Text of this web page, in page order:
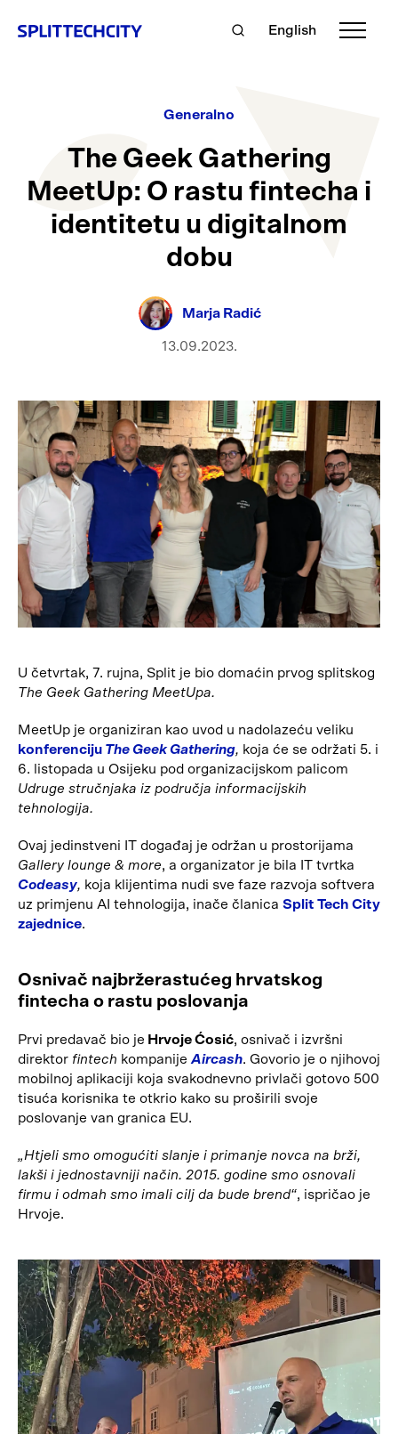
English
Generalno
The Geek Gathering
MeetUp: O rastu fintecha i
identitetu u digitalnom
dobu
Marja Radić
13.09.2023.
U četvrtak, 7. rujna, Split je bio domaćin prvog splitskog
The Geek Gathering MeetUpa.
MeetUp je organiziran kao uvod u nadolazeću veliku
konferenciju The Geek Gathering, koja će se održati 5. i
6. listopada u Osijeku pod organizacijskom palicom
Udruge stručnjaka iz područja informacijskih
tehnologija.
Ovaj jedinstveni IT događaj je održan u prostorijama
Gallery lounge & more, a organizator je bila IT tvrtka
Codeasy, koja klijentima nudi sve faze razvoja softvera
uz primjenu AI tehnologija, inače članica Split Tech City
zajednice.
Osnivač najbržerastućeg hrvatskog
fintecha o rastu poslovanja
Prvi predavač bio je Hrvoje Ćosić, osnivač i izvršni
direktor fintech kompanije Aircash. Govorio je o njihovoj
mobilnoj aplikaciji koja svakodnevno privlači gotovo 500
tisuća korisnika te otkrio kako su proširili svoje
poslovanje van granica EU.
„Htjeli smo omogućiti slanje i primanje novca na brži,
lakši i jednostavniji način. 2015. godine smo osnovali
firmu i odmah smo imali cilj da bude brend“, ispričao je
Hrvoje.